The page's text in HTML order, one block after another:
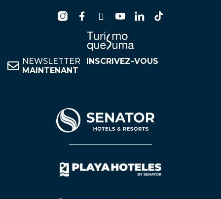
NEWSLETTER
INSCRIVEZ-VOUS
MAINTENANT